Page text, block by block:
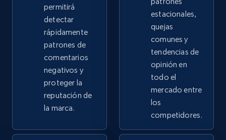
URL, Product id, Title, Seller name, Seller rating,
Seller reviews, Breadcrumbs, Root category, and
2.5K+ 359+ Comenzar ahora
Google Shopping
URL, Product id, Title, Product description,
Rating, Reviews count, Images, Variations, and
permitirá
detectar
rápidamente
patrones de
comentarios
negativos y
proteger la
reputación de
la marca.
estacionales,
quejas
comunes y
tendencias de
opinión en
todo el
mercado entre
los
competidores.